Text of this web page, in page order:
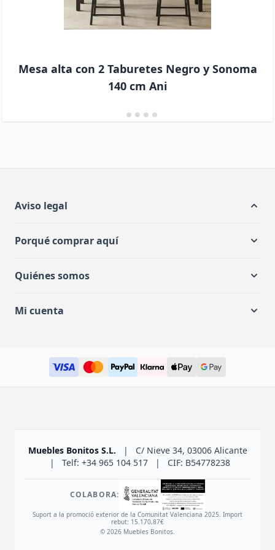
Mesa alta con 2 Taburetes Negro y Sonoma
140 cm Ani
Aviso legal
Porqué comprar aquí
Quiénes somos
Mi cuenta
Muebles Bonitos S.L. |
C/ Nieve 34, 03006 Alicante
|
Telf: +34 965 104 517 | CIF: B54778238
COLABORA:
Suport a la promoció exterior de la Comunitat Valenciana 2025. Import
rebut: 15.170,87€
© 2026 Muebles Bonitos.